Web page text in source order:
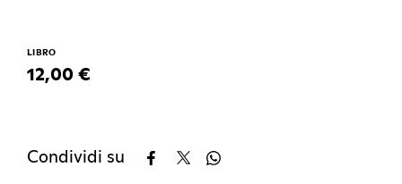
LIBRO
12,00 €
Condividi su